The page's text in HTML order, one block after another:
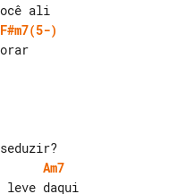
F#m7(5-)
Am7